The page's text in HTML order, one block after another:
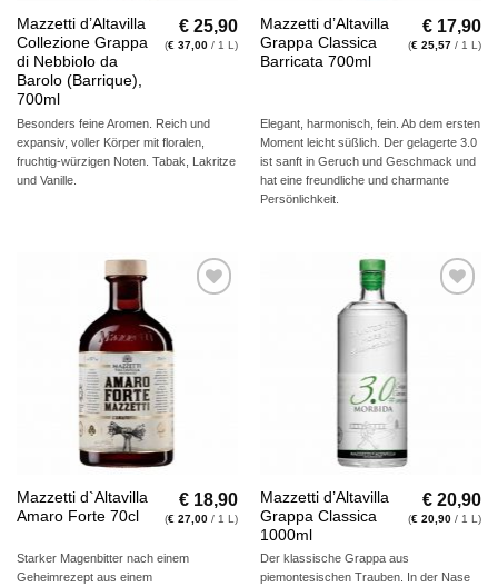
Mazzetti d’Altavilla
Collezione Grappa
di Nebbiolo da
Barolo (Barrique),
700ml
€ 25,90
(€ 37,00 / 1 L)
Besonders feine Aromen. Reich und
expansiv, voller Körper mit floralen,
fruchtig-würzigen Noten. Tabak, Lakritze
und Vanille.
Mazzetti d’Altavilla
Grappa Classica
Barricata 700ml
€ 17,90
(€ 25,57 / 1 L)
Elegant, harmonisch, fein. Ab dem ersten
Moment leicht süßlich. Der gelagerte 3.0
ist sanft in Geruch und Geschmack und
hat eine freundliche und charmante
Persönlichkeit.
Wunschliste
Mazzetti d`Altavilla
Amaro Forte 70cl
€ 18,90
(€ 27,00 / 1 L)
Starker Magenbitter nach einem
Geheimrezept aus einem
Mazzetti d’Altavilla
Grappa Classica
1000ml
€ 20,90
(€ 20,90 / 1 L)
Der klassische Grappa aus
piemontesischen Trauben. In der Nase